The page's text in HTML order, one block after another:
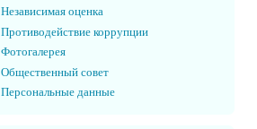
Независимая оценка
Противодействие коррупции
Фотогалерея
Общественный совет
Персональные данные